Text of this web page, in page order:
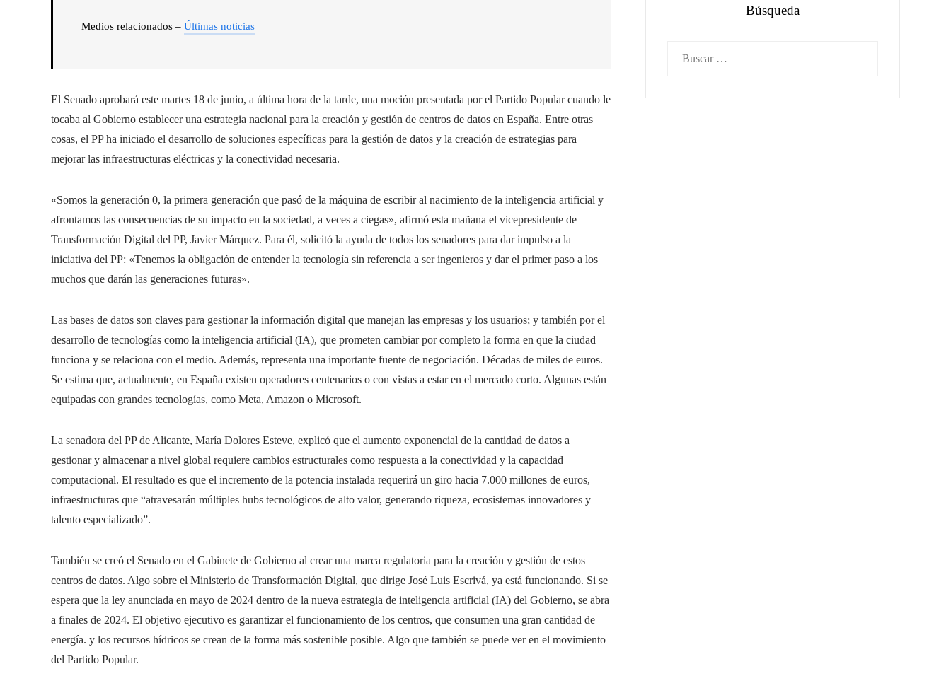
Medios relacionados – Últimas noticias
El Senado aprobará este martes 18 de junio, a última hora de la tarde, una moción presentada por el Partido Popular cuando le
tocaba al Gobierno establecer una estrategia nacional para la creación y gestión de centros de datos en España. Entre otras
cosas, el PP ha iniciado el desarrollo de soluciones específicas para la gestión de datos y la creación de estrategias para
mejorar las infraestructuras eléctricas y la conectividad necesaria.
«Somos la generación 0, la primera generación que pasó de la máquina de escribir al nacimiento de la inteligencia artificial y
afrontamos las consecuencias de su impacto en la sociedad, a veces a ciegas», afirmó esta mañana el vicepresidente de
Transformación Digital del PP, Javier Márquez. Para él, solicitó la ayuda de todos los senadores para dar impulso a la
iniciativa del PP: «Tenemos la obligación de entender la tecnología sin referencia a ser ingenieros y dar el primer paso a los
muchos que darán las generaciones futuras».
Las bases de datos son claves para gestionar la información digital que manejan las empresas y los usuarios; y también por el
desarrollo de tecnologías como la inteligencia artificial (IA), que prometen cambiar por completo la forma en que la ciudad
funciona y se relaciona con el medio. Además, representa una importante fuente de negociación. Décadas de miles de euros.
Se estima que, actualmente, en España existen operadores centenarios o con vistas a estar en el mercado corto. Algunas están
equipadas con grandes tecnologías, como Meta, Amazon o Microsoft.
La senadora del PP de Alicante, María Dolores Esteve, explicó que el aumento exponencial de la cantidad de datos a
gestionar y almacenar a nivel global requiere cambios estructurales como respuesta a la conectividad y la capacidad
computacional. El resultado es que el incremento de la potencia instalada requerirá un giro hacia 7.000 millones de euros,
infraestructuras que “atravesarán múltiples hubs tecnológicos de alto valor, generando riqueza, ecosistemas innovadores y
talento especializado”.
También se creó el Senado en el Gabinete de Gobierno al crear una marca regulatoria para la creación y gestión de estos
centros de datos. Algo sobre el Ministerio de Transformación Digital, que dirige José Luis Escrivá, ya está funcionando. Si se
espera que la ley anunciada en mayo de 2024 dentro de la nueva estrategia de inteligencia artificial (IA) del Gobierno, se abra
a finales de 2024. El objetivo ejecutivo es garantizar el funcionamiento de los centros, que consumen una gran cantidad de
energía. y los recursos hídricos se crean de la forma más sostenible posible. Algo que también se puede ver en el movimiento
del Partido Popular.
Búsqueda